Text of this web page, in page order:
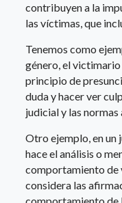
contribuyen a la
las víctimas, que
Tenemos como
género, el victimario
principio de
duda y hacer ver
judicial y las normas
Otro ejemplo, en un
hace el análisis o
comportamiento de
considera las